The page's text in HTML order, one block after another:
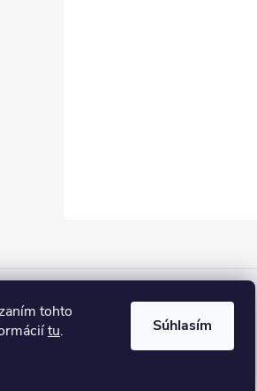
tohto
tu. Súhlasím